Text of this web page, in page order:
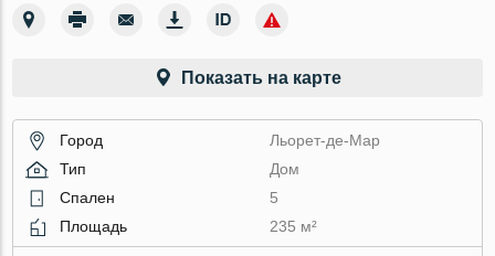
Показать на карте
Город
Льорет-де-Мар
Тип
Дом
Спален
5
Площадь
235 м²